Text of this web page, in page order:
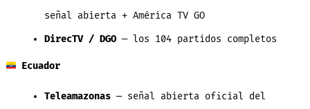
señal abierta + América TV GO
DirecTV / DGO— los 104 partidos completos
Ecuador
Teleamazonas— señal abierta oficial del